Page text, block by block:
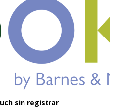
sin registrar